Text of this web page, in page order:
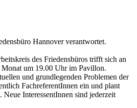
Hannover verantwortet.
des Friedensbüros trifft sich an
Monat um 19.00 Uhr im Pavillon.
und grundlegenden Problemen der
FachreferentInnen ein und plant
InteressentInnen sind jederzeit